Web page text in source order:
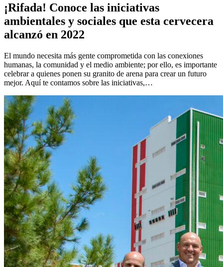
¡Rifada! Conoce las iniciativas
ambientales y sociales que esta cervecera
alcanzó en 2022
El mundo necesita más gente comprometida con las conexiones
humanas, la comunidad y el medio ambiente; por ello, es importante
celebrar a quienes ponen su granito de arena para crear un futuro
mejor. Aquí te contamos sobre las iniciativas,…